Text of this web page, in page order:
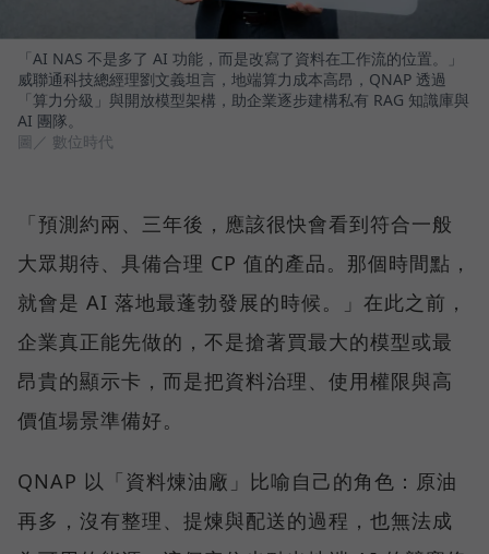
「AI NAS 不是多了 AI 功能，而是改寫了資料在工作流的位置。」
威聯通科技總經理劉文義坦言，地端算力成本高昂，QNAP 透過
「算力分級」與開放模型架構，助企業逐步建構私有 RAG 知識庫與
AI 團隊。
圖／ 數位時代
「預測約兩、三年後，應該很快會看到符合一般
大眾期待、具備合理 CP 值的產品。那個時間點，
就會是 AI 落地最蓬勃發展的時候。」在此之前，
企業真正能先做的，不是搶著買最大的模型或最
昂貴的顯示卡，而是把資料治理、使用權限與高
價值場景準備好。
QNAP 以「資料煉油廠」比喻自己的角色：原油
再多，沒有整理、提煉與配送的過程，也無法成